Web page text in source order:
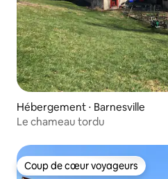
Hébergement ⋅ Barnesville
Le chameau tordu
Coup de cœur voyageurs
Coup de cœur voyageurs